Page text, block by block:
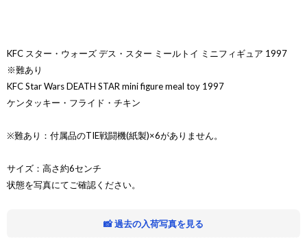
KFC スター・ウォーズ デス・スター ミールトイ ミニフィギュア 1997
※難あり
KFC Star Wars DEATH STAR mini figure meal toy 1997
ケンタッキー・フライド・チキン
※難あり：付属品のTIE戦闘機(紙製)×6がありません。
サイズ：高さ約6センチ
状態を写真にてご確認ください。
📸 過去の入荷写真を見る